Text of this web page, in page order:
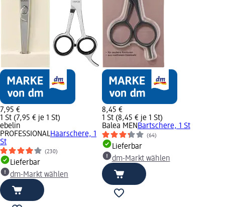
7,95 €
1 St (7,95 € je 1 St)
ebelin
PROFESSIONALHaarschere, 1
St
(230)
Lieferbar
dm-Markt wählen
8,45 €
1 St (8,45 € je 1 St)
Balea MEN Bartschere, 1 St
(64)
Lieferbar
dm-Markt wählen